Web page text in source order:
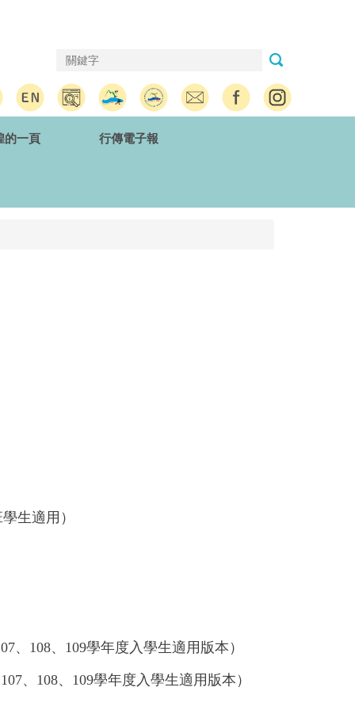
的一頁 行傳電子報
生適用）
、 108、 109學年度入學生適用版本）
107、 108、 109學年度入學生適用版本）